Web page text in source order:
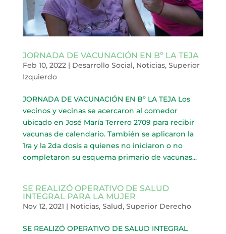
JORNADA DE VACUNACIÓN EN Bº LA TEJA
Feb 10, 2022| Desarrollo Social, Noticias, Superior
Izquierdo
JORNADA DE VACUNACIÓN EN Bº LA TEJA Los
vecinos y vecinas se acercaron al comedor
ubicado en José María Terrero 2709 para recibir
vacunas de calendario. También se aplicaron la
1ra y la 2da dosis a quienes no iniciaron o no
completaron su esquema primario de vacunas...
SE REALIZÓ OPERATIVO DE SALUD
INTEGRAL PARA LA MUJER
Nov 12, 2021 | Noticias, Salud, Superior Derecho
SE REALIZÓ OPERATIVO DE SALUD INTEGRAL